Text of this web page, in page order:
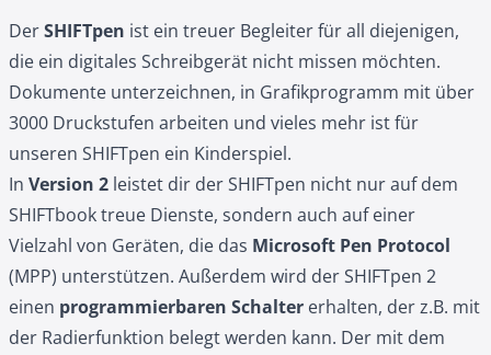
DerSHIFTpen ist ein treuer Begleiter für all diejenigen,
die ein digitales Schreibgerät nicht missen möchten.
Dokumente unterzeichnen, in Grafikprogramm mit über
3000 Druckstufen arbeiten und vieles mehr ist für
unseren SHIFTpen ein Kinderspiel.
In Version 2 leistet dir der SHIFTpen nicht nur auf dem
SHIFTbook treue Dienste, sondern auch auf einer
Vielzahl von Geräten, die das Microsoft Pen Protocol
(MPP) unterstützen. Außerdem wird der SHIFTpen 2
einen programmierbaren Schalter erhalten, der z.B. mit
der Radierfunktion belegt werden kann. Der mit dem